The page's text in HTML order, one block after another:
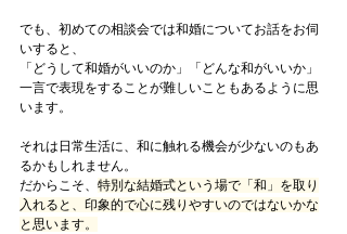
でも、初めての相談会では和婚についてお話をお伺
いすると、
「どうして和婚がいいのか」「どんな和がいいか」
一言で表現をすることが難しいこともあるように思
います。
それは日常生活に、和に触れる機会が少ないのもあ
るかもしれません。
だからこそ、 特別な結婚式という場で「和」を取り
入れると、印象的で心に残りやすいのではないかな
と思います。